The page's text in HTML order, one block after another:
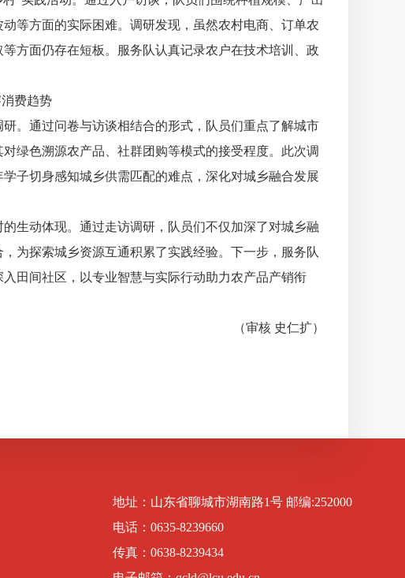
等方面的实际困难。调研发现，虽然农村电商、订单农
方面仍存在短板。服务队认真记录农户在技术培训、政
费趋势
通过问卷与访谈相结合的形式，队员们重点了解城市
绿色溯源农产品、社群团购等模式的接受程度。此次调
子切身感知城乡供需匹配的难点，深化对城乡融合发展
动体现。通过走访调研，队员们不仅加深了对城乡融
为探索城乡资源互通积累了实践经验。下一步，服务队
田间社区，以专业智慧与实际行动助力农产品产销衔
（审核 史仁扩）
地址：山东省聊城市湖南路1号 邮编:252000
电话：0635-8239660
传真：0638-8239434